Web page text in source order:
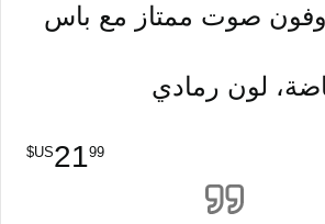
صوت ممتاز مع باس
لون رمادي
2199